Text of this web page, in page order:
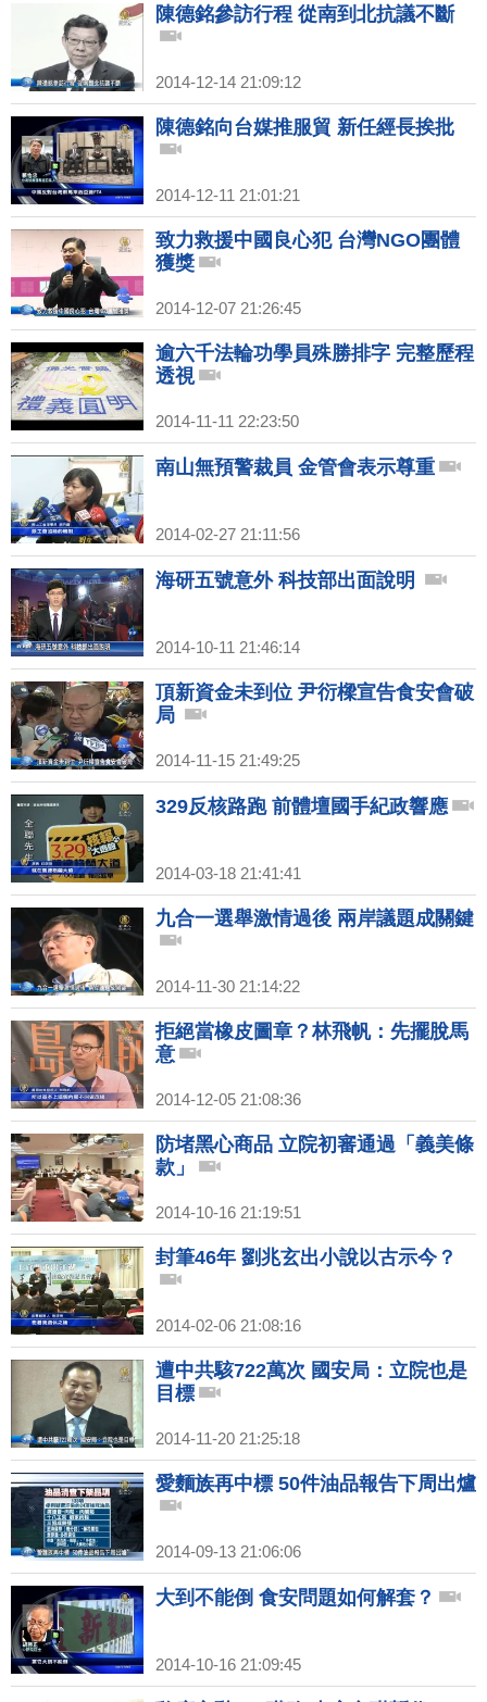
陳德銘參訪行程 從南到北抗議不斷
2014-12-14 21:09:12
陳德銘向台媒推服貿 新任經長挨批
2014-12-11 21:01:21
致力救援中國良心犯 台灣NGO團體
獲獎
2014-12-07 21:26:45
逾六千法輪功學員殊勝排字 完整歷程
透視
2014-11-11 22:23:50
南山無預警裁員 金管會表示尊重
2014-02-27 21:11:56
海研五號意外 科技部出面說明
2014-10-11 21:46:14
頂新資金未到位 尹衍樑宣告食安會破
局
2014-11-15 21:49:25
329反核路跑 前體壇國手紀政響應
2014-03-18 21:41:41
九合一選舉激情過後 兩岸議題成關鍵
2014-11-30 21:14:22
拒絕當橡皮圖章？林飛帆：先擺脫馬
意
2014-12-05 21:08:36
防堵黑心商品 立院初審通過「義美條
款」
2014-10-16 21:19:51
封筆46年 劉兆玄出小說以古示今？
2014-02-06 21:08:16
遭中共駭722萬次 國安局：立院也是
目標
2014-11-20 21:25:18
愛麵族再中標 50件油品報告下周出爐
2014-09-13 21:06:06
大到不能倒 食安問題如何解套？
2014-10-16 21:09:45